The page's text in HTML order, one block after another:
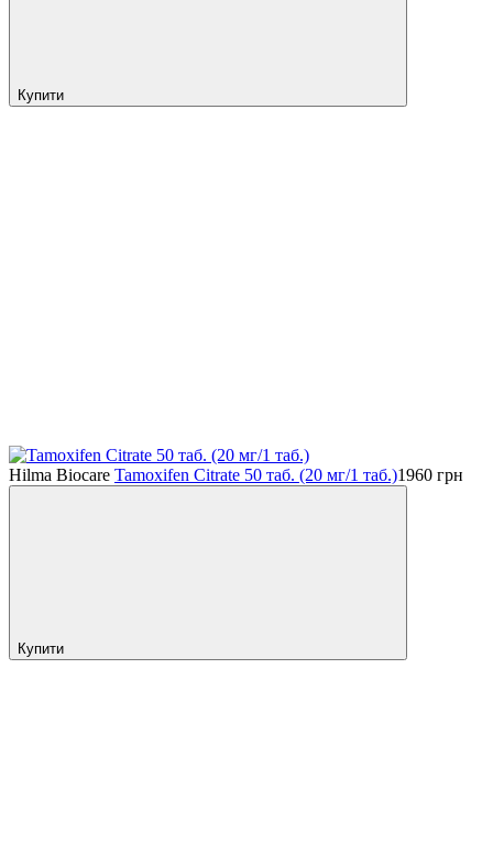
Купити
Hilma Biocare Tamoxifen Citrate 50 таб. (20 мг/1 таб.)1960 грн
Купити